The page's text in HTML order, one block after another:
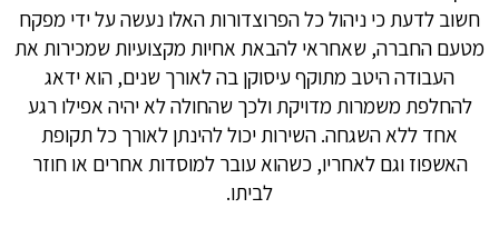
חשוב לדעת כי ניהול כל הפרוצדורות האלו נעשה על ידי מפקח
מטעם החברה, שאחראי להבאת אחיות מקצועיות שמכירות את
העבודה היטב מתוקף עיסוקן בה לאורך שנים, הוא ידאג
להחלפת משמרות מדויקת ולכך שהחולה לא יהיה אפילו רגע
אחד ללא השגחה. השירות יכול להינתן לאורך כל תקופת
האשפוז וגם לאחריו, כשהוא עובר למוסדות אחרים או חוזר
לביתו.